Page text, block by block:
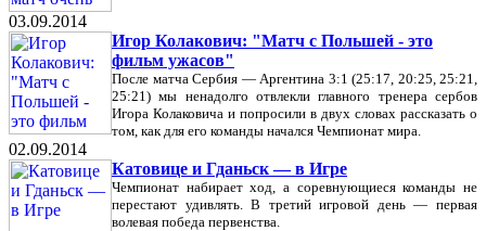
03.09.2014
Игор Колакович: "Матч с Польшей - это
фильм ужасов"
После матча Сербия — Аргентина 3:1 (25:17, 20:25, 25:21,
25:21) мы ненадолго отвлекли главного тренера сербов
Игора Колаковича и попросили в двух словах рассказать о
том, как для его команды начался Чемпионат мира.
02.09.2014
Катовице и Гданьск — в Игре
Чемпионат набирает ход, а соревнующиеся команды не
перестают удивлять. В третий игровой день — первая
волевая победа первенства.